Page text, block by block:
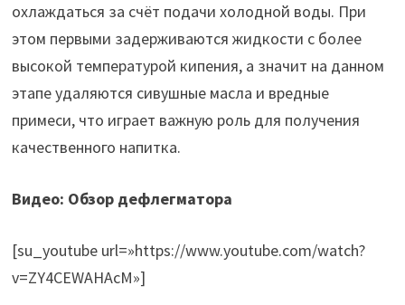
охлаждаться за счёт подачи холодной воды. При
этом первыми задерживаются жидкости с более
высокой температурой кипения, а значит на данном
этапе удаляются сивушные масла и вредные
примеси, что играет важную роль для получения
качественного напитка.
Видео: Обзор дефлегматора
[su_youtube url=»https://www.youtube.com/watch?
v=ZY4CEWAHAcM»]